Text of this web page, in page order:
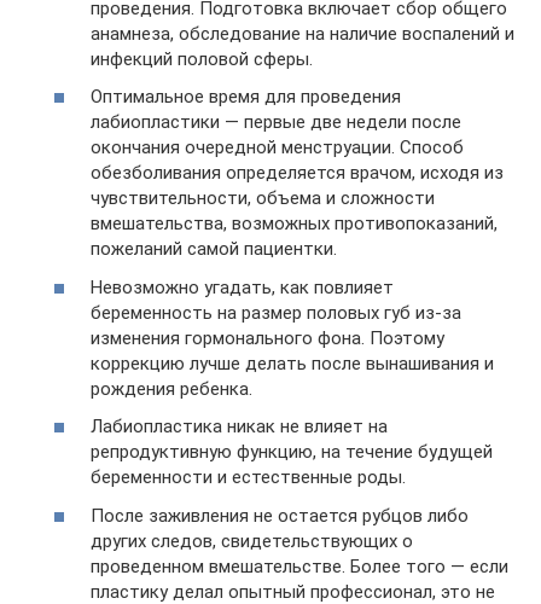
проведения. Подготовка включает сбор общего
анамнеза, обследование на наличие воспалений и
инфекций половой сферы.
Оптимальное время для проведения
лабиопластики — первые две недели после
окончания очередной менструации. Способ
обезболивания определяется врачом, исходя из
чувствительности, объема и сложности
вмешательства, возможных противопоказаний,
пожеланий самой пациентки.
Невозможно угадать, как повлияет
беременность на размер половых губ из-за
изменения гормонального фона. Поэтому
коррекцию лучше делать после вынашивания и
рождения ребенка.
Лабиопластика никак не влияет на
репродуктивную функцию, на течение будущей
беременности и естественные роды.
После заживления не остается рубцов либо
других следов, свидетельствующих о
проведенном вмешательстве. Более того — если
пластику делал опытный профессионал, это не